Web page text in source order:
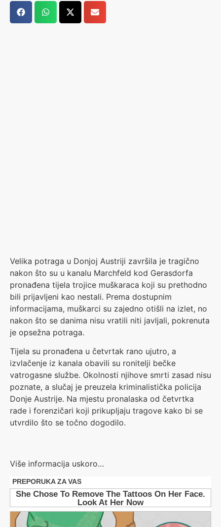
Velika potraga u Donjoj Austriji završila je tragično
nakon što su u kanalu Marchfeld kod Gerasdorfa
pronađena tijela trojice muškaraca koji su prethodno
bili prijavljeni kao nestali. Prema dostupnim
informacijama, muškarci su zajedno otišli na izlet, no
nakon što se danima nisu vratili niti javljali, pokrenuta
je opsežna potraga.
Tijela su pronađena u četvrtak rano ujutro, a
izvlačenje iz kanala obavili su ronitelji bečke
vatrogasne službe. Okolnosti njihove smrti zasad nisu
poznate, a slučaj je preuzela kriminalistička policija
Donje Austrije. Na mjestu pronalaska od četvrtka
rade i forenzičari koji prikupljaju tragove kako bi se
utvrdilo što se točno dogodilo.
Više informacija uskoro…